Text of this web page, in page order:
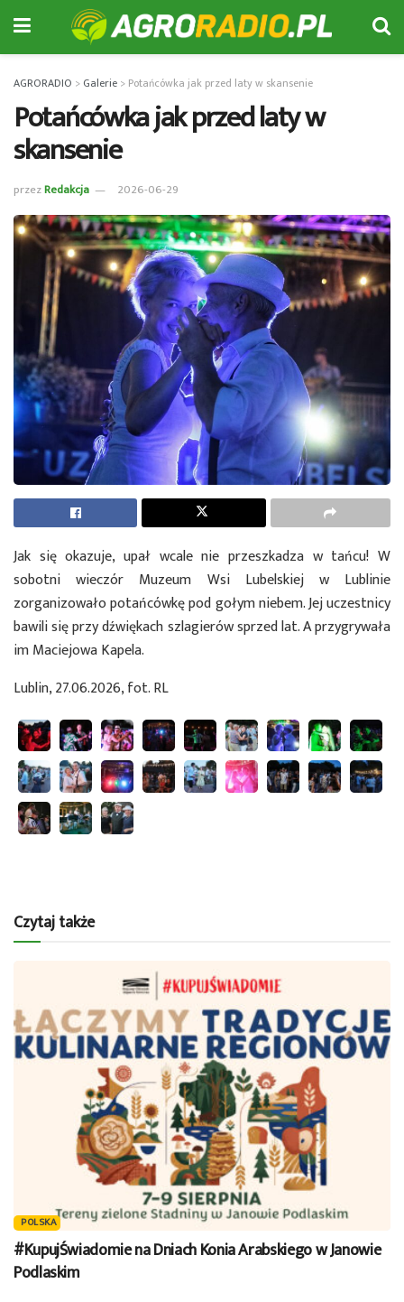
AGRORADIO > Galerie > Potańcówka jak przed laty w skansenie
Potańcówka jak przed laty w
skansenie
przezRedakcja 2026-06-29
Jak się okazuje, upał wcale nie przeszkadza w tańcu! W
sobotni wieczór Muzeum Wsi Lubelskiej w Lublinie
zorganizowało potańcówkę pod gołym niebem. Jej uczestnicy
bawili się przy dźwiękach szlagierów sprzed lat. A przygrywała
im Maciejowa Kapela.
Lublin, 27.06.2026, fot. RL
Czytaj także
POLSKA
#KupujŚwiadomie na Dniach Konia Arabskiego w Janowie
Podlaskim